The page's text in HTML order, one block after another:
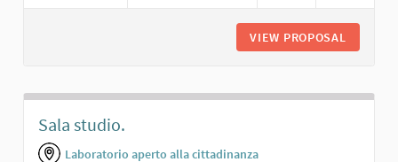
VIEW PROPOSAL
Sala studio.
Laboratorio aperto alla cittadinanza